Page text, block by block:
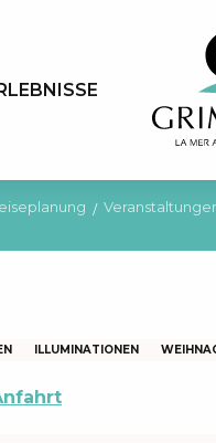
ILLUMINATIONEN